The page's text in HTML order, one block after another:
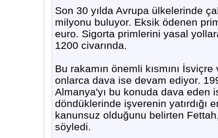
Son 30 yılda Avrupa ülkelerinde
milyonu buluyor. Eksik ödenen
euro. Sigorta primlerini yasal
1200 civarında.
Bu rakamın önemli kısmını
onlarca dava ise devam ediyor.
Almanya'yı bu konuda dava eden
döndüklerinde işverenin
kanunsuz olduğunu belirten
söyledi.